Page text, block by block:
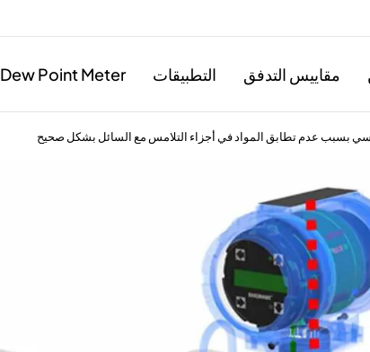
مقاييس التدفق التطبيقات Dew Point Meter
بسبب عدم تطابق المواد في أجزاء التلامس مع السائل بشكل صحيح